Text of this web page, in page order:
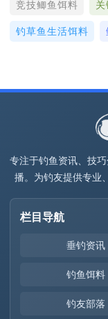
竞技鲫鱼饵料 关
钓草鱼生活饵料
专注于钓鱼资讯、技
播。为钓友提供专业
栏目导航
垂钓资讯
钓鱼饵料
钓友部落